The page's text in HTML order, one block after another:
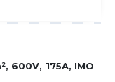
600V, 175A, IMO -